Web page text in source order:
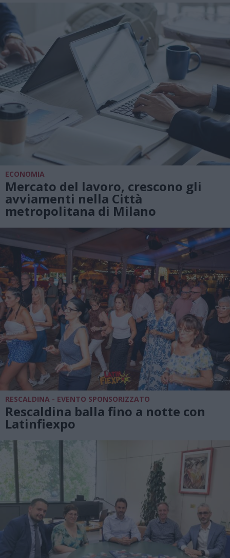
ECONOMIA
Mercato del lavoro, crescono gli
avviamenti nella Città
metropolitana di Milano
RESCALDINA - EVENTO SPONSORIZZATO
Rescaldina balla fino a notte con
Latinfiexpo